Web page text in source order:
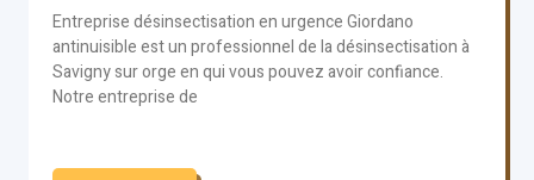
Entreprise désinsectisation en urgence Giordano
antinuisible est un professionnel de la désinsectisation à
Savigny sur orge en qui vous pouvez avoir confiance.
Notre entreprise de